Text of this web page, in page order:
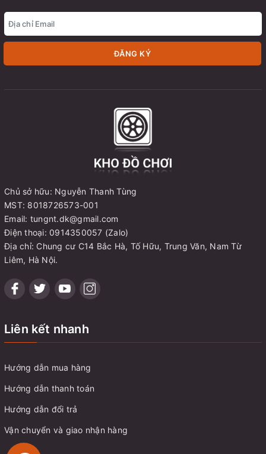
ĐĂNG KÝ
Chủ sở hữu: Nguyễn Thanh Tùng
MST: 8018726573-001
Email: tungnt.dk@gmail.com
Điện thoại: 0914350057 (Zalo)
Địa chỉ: Chung cư C14 Bắc Hà, Tố Hữu, Trung Văn, Nam Từ
Liêm, Hà Nội.
Liên kết nhanh
Hướng dẫn mua hàng
Hướng dẫn thanh toán
Hướng dẫn đổi trả
Vận chuyển và giao nhận hàng